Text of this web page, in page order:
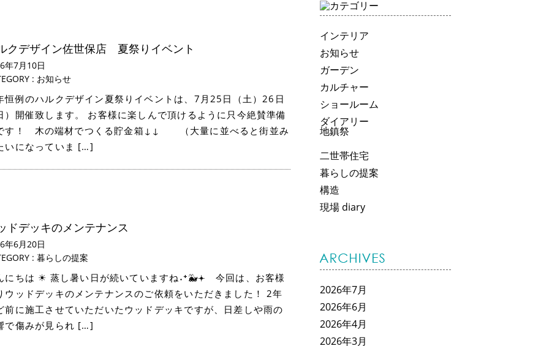
クデザイン佐世保店 夏祭りイベント
年7月10日
: お知らせ
恒例のハルクデザイン夏祭りイベントは、7月25日（土）26日
）開催致します。 お客様に楽しんで頂けるように只今絶賛準備
す！ 木の端材でつくる貯金箱↓↓ （大量に並べると街並み
いになっていま […]
ドデッキのメンテナンス
年6月20日
: 暮らしの提案
にちは ☀ 蒸し暑い日が続いていますね˖⁺🐳𖥔 今回は、お客様
ウッドデッキのメンテナンスのご依頼をいただきました！ 2年
前に施工させていただいたウッドデッキですが、日差しや雨の
で傷みが見られ […]
インテリア
お知らせ
ガーデン
カルチャー
ショールーム
ダイアリー
地鎮祭
二世帯住宅
暮らしの提案
構造
現場 diary
2026年7月
2026年6月
2026年4月
2026年3月